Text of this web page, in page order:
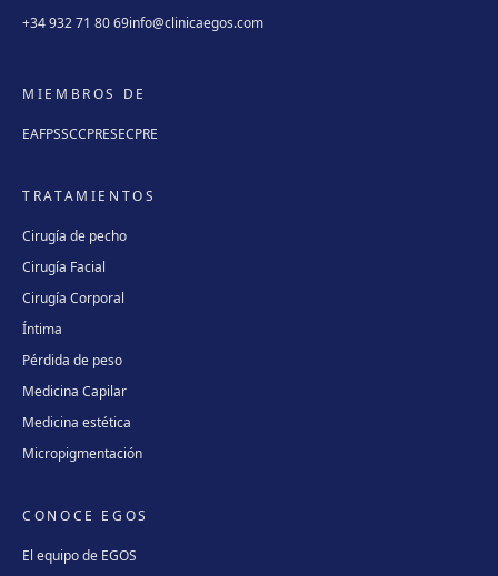
+34 932 71 80 69info@clinicaegos.com
MIEMBROS DE
EAFPSSCCPRESECPRE
TRATAMIENTOS
Cirugía de pecho
Cirugía Facial
Cirugía Corporal
Íntima
Pérdida de peso
Medicina Capilar
Medicina estética
Micropigmentación
CONOCE EGOS
El equipo de EGOS